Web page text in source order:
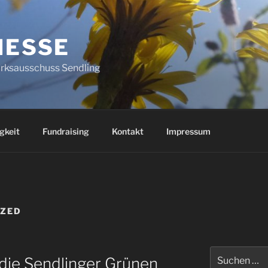
Sendling
Fundraising Kontakt Impressum
Sendlinger Grünen
nach: